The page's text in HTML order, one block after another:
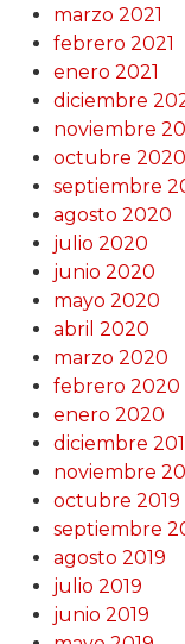
marzo 2021
febrero 2021
enero 2021
diciembre
noviembre
octubre 2020
septiembre
agosto 2020
julio 2020
junio 2020
mayo 2020
abril 2020
marzo 2020
febrero 2020
enero 2020
diciembre
noviembre
octubre 2019
septiembre
agosto 2019
julio 2019
junio 2019